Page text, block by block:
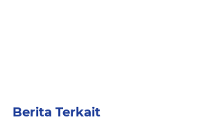
Berita Terkait